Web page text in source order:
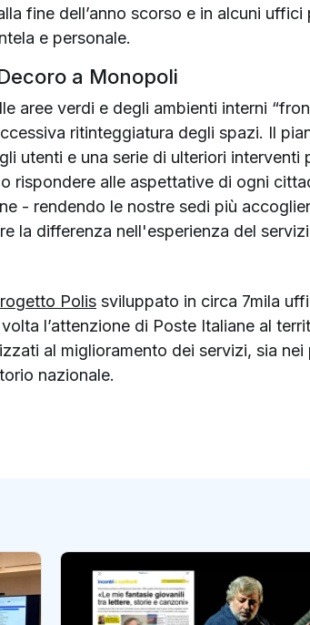
fine dell’anno scorso e in alcuni
e personale.
a Monopoli
aree verdi e degli ambienti interni
ritinteggiatura degli spazi. Il
utenti e una serie di ulteriori interventi
rispondere alle aspettative di ogni
- rendendo le nostre sedi più
la differenza nell'esperienza del
Polis sviluppato in circa 7mila
l’attenzione di Poste Italiane al
al miglioramento dei servizi, sia
nazionale.